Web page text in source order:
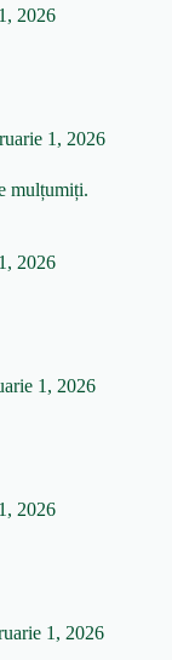
2026
1, 2026
mulțumiți.
2026
1, 2026
2026
1, 2026